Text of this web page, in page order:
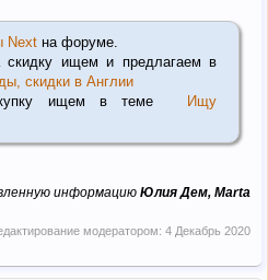
Next на форуме.
ищем и предлагаем в
скидки в Англии
ищем в теме
Ищу
информацию Юлия Дем, Marta
модератором: 4 Декабрь 2020